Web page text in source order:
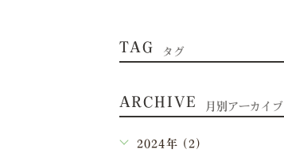
TAG タグ
ARCHIVE 月別アーカイブ
2024年 (2)